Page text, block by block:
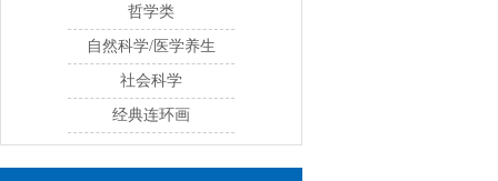
哲学类
自然科学/医学养生
社会科学
经典连环画